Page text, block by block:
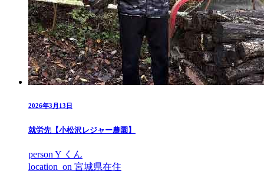
2026年3月13日
就労先【小松沢レジャー農園】
person Y くん
location_on 宮城県在住